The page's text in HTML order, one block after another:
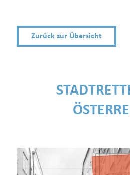
Zurück zur Übersicht